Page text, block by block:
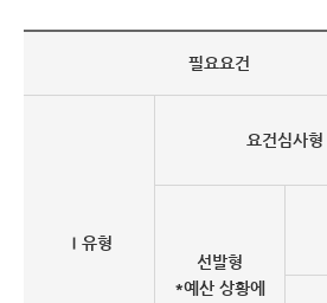
필요요건
Ⅰ유형
요건심사형
선발형
*예산 상황에